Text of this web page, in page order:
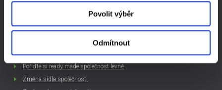
Povolit výběr
Odmítnout
Založit si firmu sám, nebo koupit ready made společnost
Jak začít podnikat
Daňový kalendář 2016 ke stažení
Pořiďte si ready made společnost levně
Změna sídla společnosti